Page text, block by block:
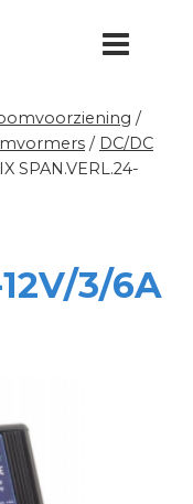
/
/ DC/DC
SPAN.VERL.24-
3/6A